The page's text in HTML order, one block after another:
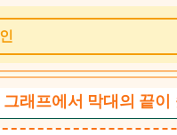
래프에서 막대의 끝